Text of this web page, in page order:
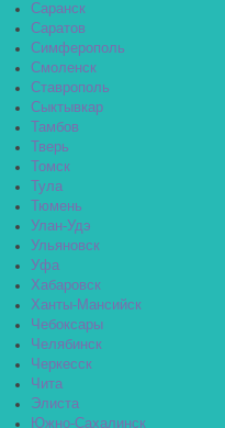
Саранск
Саратов
Симферополь
Смоленск
Ставрополь
Сыктывкар
Тамбов
Тверь
Томск
Тула
Тюмень
Улан-Удэ
Ульяновск
Уфа
Хабаровск
Ханты-Мансийск
Чебоксары
Челябинск
Черкесск
Чита
Элиста
Южно-Сахалинск